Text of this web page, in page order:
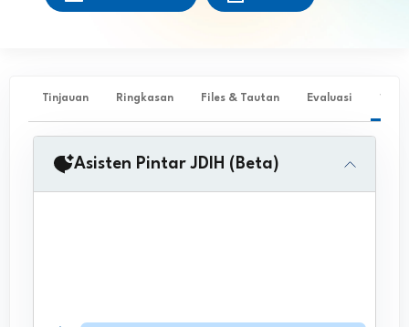
Tinjauan Ringkasan Files & Tautan Evaluasi ✨
Asisten Pintar JDIH (Beta)